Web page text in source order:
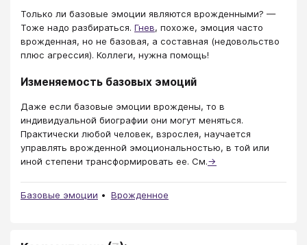
Только ли базовые эмоции являются врожденными? —
Тоже надо разбираться. Гнев, похоже, эмоция часто
врожденная, но не базовая, а составная (недовольство
плюс агрессия). Коллеги, нужна помощь!
Изменяемость базовых эмоций
Даже если базовые эмоции врождены, то в
индивидуальной биографии они могут меняться.
Практически любой человек, взрослея, научается
управлять врожденной эмоциональностью, в той или
иной степени трансформировать ее. См.→
Базовые эмоции Врожденное